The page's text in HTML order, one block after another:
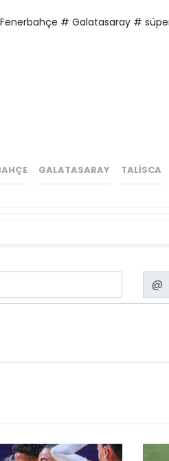
# Galatasaray #
GALATASARAY TALISCA
Email
@